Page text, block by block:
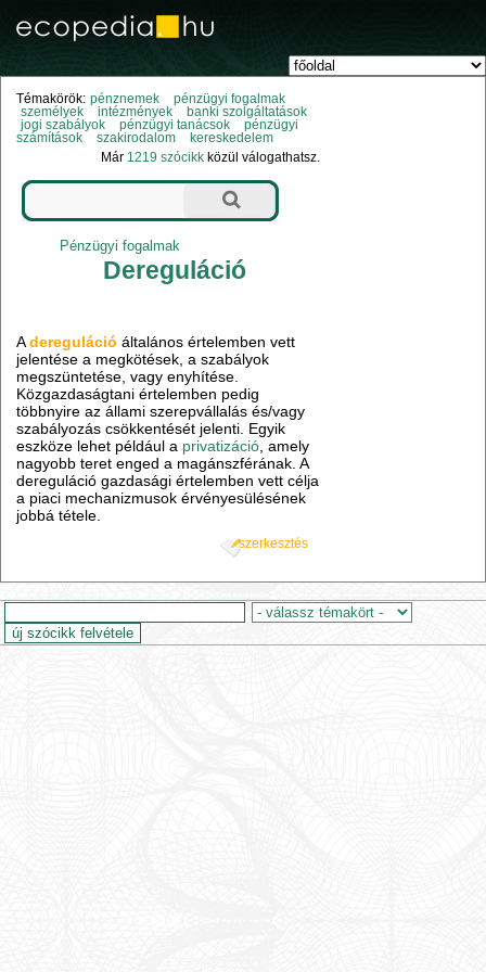
Témakörök: pénznemek
pénzügyi fogalmak
személyek
intézmények
banki szolgáltatások
jogi szabályok
pénzügyi tanácsok
pénzügyi
számítások
szakirodalom
kereskedelem
Már 1219 szócikk közül válogathatsz.
Pénzügyi fogalmak
Dereguláció
Adereguláció általános értelemben vett
jelentése a megkötések, a szabályok
megszüntetése, vagy enyhítése.
Közgazdaságtani értelemben pedig
többnyire az állami szerepvállalás és/vagy
szabályozás csökkentését jelenti. Egyik
eszköze lehet például a privatizáció , amely
nagyobb teret enged a magánszférának. A
dereguláció gazdasági értelemben vett célja
a piaci mechanizmusok érvényesülésének
jobbá tétele.
szerkesztés